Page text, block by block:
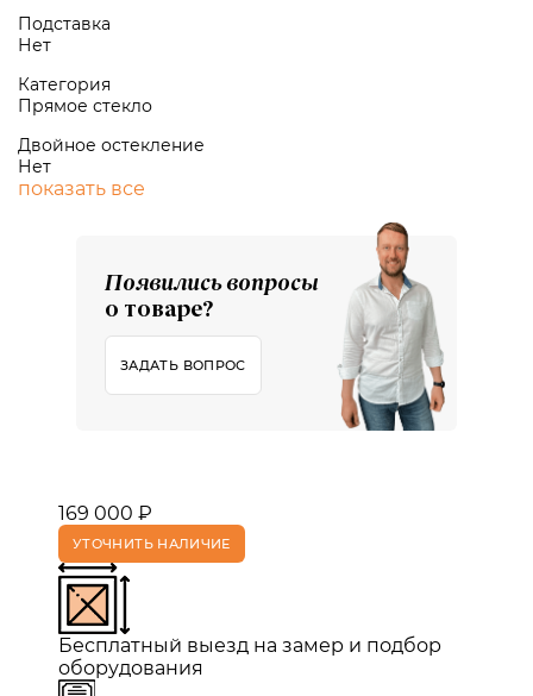
Подставка
Нет
Категория
Прямое стекло
Двойное остекление
Нет
показать все
Появились вопросы
о товаре?
ЗАДАТЬ ВОПРОС
169 000 ₽
УТОЧНИТЬ НАЛИЧИЕ
Бесплатный выезд на замер и подбор
оборудования